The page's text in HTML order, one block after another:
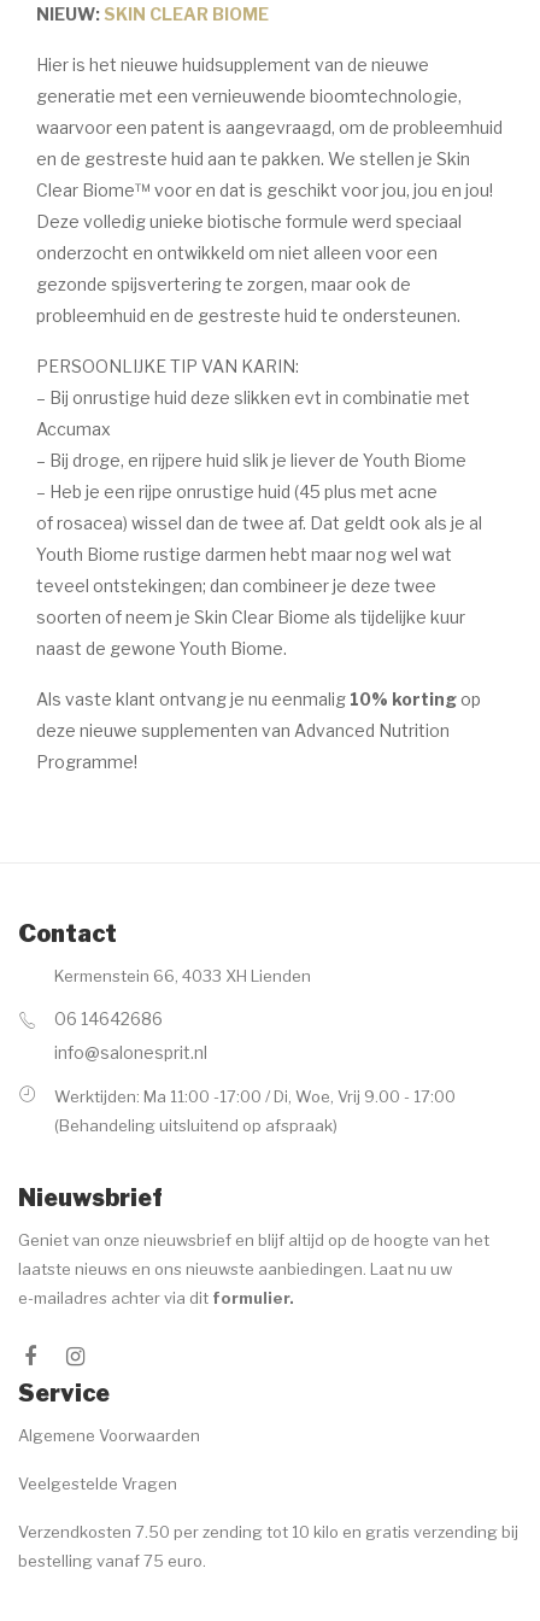
Voor de behandeling
Nazorg
Speciale behandelingen
Wenkbrauwen
Handen & voeten
MERKEN
ANP
Environ
Dr. Baumann
Image Skincare
Jane Iredale
Marc Inbane
Acne
Eczeem
Witte pigment vlekken
OVER ESPRIT
NIEUW: SKIN CLEAR BIOME
Hier is het nieuwe huidsupplement van de nieuwe
generatie met een vernieuwende bioomtechnologie,
waarvoor een patent is aangevraagd, om de probleemhuid
en de gestreste huid aan te pakken. We stellen je Skin
Clear Biome™ voor en dat is geschikt voor jou, jou en jou!
Deze volledig unieke biotische formule werd speciaal
onderzocht en ontwikkeld om niet alleen voor een
gezonde spijsvertering te zorgen, maar ook de
probleemhuid en de gestreste huid te ondersteunen.
PERSOONLIJKE TIP VAN KARIN:
– Bij onrustige huid deze slikken evt in combinatie met
Accumax
– Bij droge, en rijpere huid slik je liever de Youth Biome
– Heb je een rijpe onrustige huid (45 plus met acne
ofrosacea) wissel dan de twee af. Dat geldt ook als je al
Youth Biome rustige darmen hebt maar nog wel wat
teveel ontstekingen; dan combineer je deze twee
soorten of neem je Skin Clear Biome als tijdelijke kuur
naast de gewone Youth Biome.
Als vaste klant ontvang je nu eenmalig 10% korting op
deze nieuwe supplementen van Advanced Nutrition
Programme!
Contact
Kermenstein 66, 4033 XH Lienden
06 14642686
info@salonesprit.nl
Werktijden: Ma 11:00 -17:00 / Di, Woe, Vrij 9.00 - 17:00
(Behandeling uitsluitend op afspraak)
Nieuwsbrief
Geniet van onze nieuwsbrief en blijf altijd op de hoogte van het
laatste nieuws en ons nieuwste aanbiedingen. Laat nu uw
e-mailadres achter via dit formulier.
Service
Algemene Voorwaarden
Veelgestelde Vragen
Verzendkosten 7.50 per zending tot 10 kilo en gratis verzending bij
bestelling vanaf 75 euro.